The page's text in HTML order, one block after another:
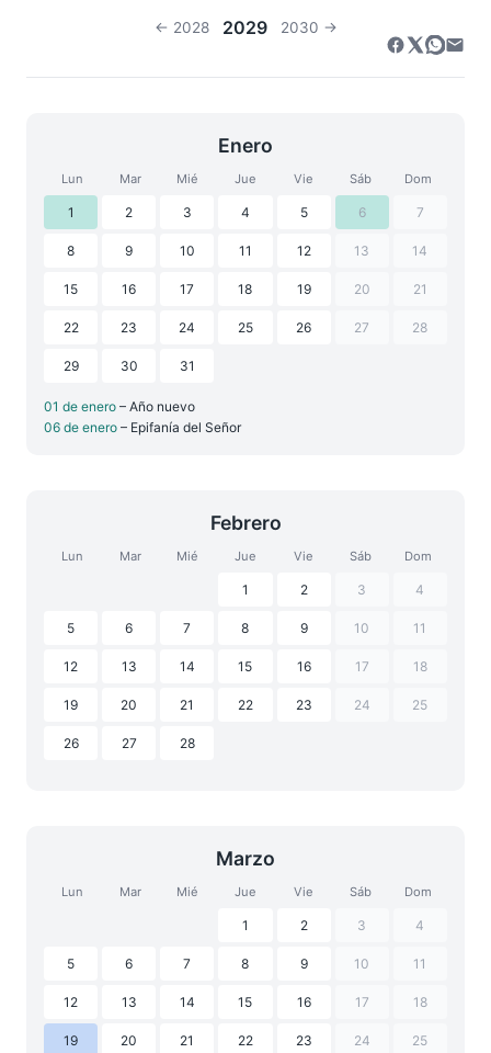
← 2028 2029 2030 →
Enero
Lun Mar Mié Jue Vie Sáb Dom
1 2 3 4 5 6 7
8 9 10 11 12 13 14
15 16 17 18 19 20 21
22 23 24 25 26 27 28
29 30 31
01 de enero – Año nuevo
06 de enero – Epifanía del Señor
Febrero
Lun Mar Mié Jue Vie Sáb Dom
1 2 3 4
5 6 7 8 9 10 11
12 13 14 15 16 17 18
19 20 21 22 23 24 25
26 27 28
Marzo
Lun Mar Mié Jue Vie Sáb Dom
1 2 3 4
5 6 7 8 9 10 11
12 13 14 15 16 17 18
19 20 21 22 23 24 25